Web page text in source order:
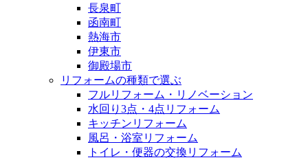
長泉町
函南町
熱海市
伊東市
御殿場市
リフォームの種類で選ぶ
フルリフォーム・リノベーション
水回り3点・4点リフォーム
キッチンリフォーム
風呂・浴室リフォーム
トイレ・便器の交換リフォーム